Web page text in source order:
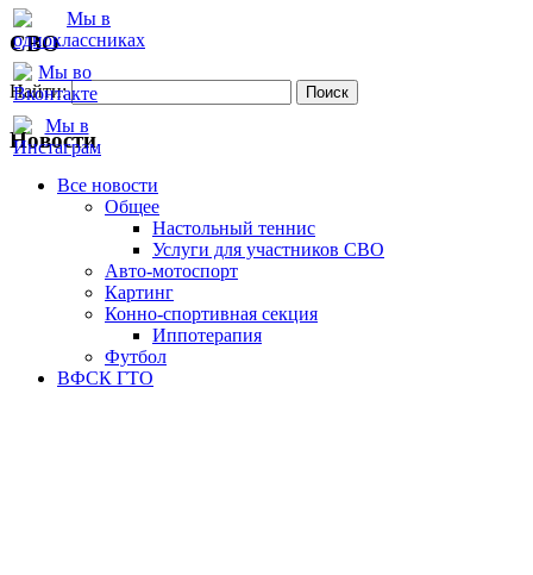
СВО
Найти:
Новости
Все новости
Oбщее
Настольный теннис
Услуги для участников СВО
Авто-мотоспорт
Картинг
Конно-спортивная секция
Иппотерапия
Футбол
ВФСК ГТО